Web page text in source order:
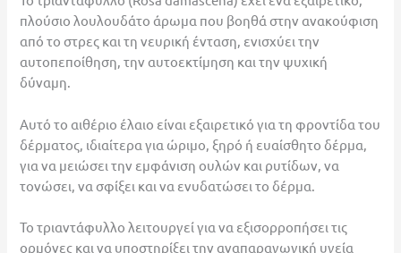
πλούσιο λουλουδάτο άρωμα που βοηθά στην ανακούφιση
από το στρες και τη νευρική ένταση, ενισχύει την
αυτοπεποίθηση, την αυτοεκτίμηση και την ψυχική
δύναμη.
Αυτό το αιθέριο έλαιο είναι εξαιρετικό για τη φροντίδα του
δέρματος, ιδιαίτερα για ώριμο, ξηρό ή ευαίσθητο δέρμα,
για να μειώσει την εμφάνιση ουλών και ρυτίδων, να
τονώσει, να σφίξει και να ενυδατώσει το δέρμα.
Το τριαντάφυλλο λειτουργεί για να εξισορροπήσει τις
ορμόνες και να υποστηρίξει την αναπαραγωγική υγεία